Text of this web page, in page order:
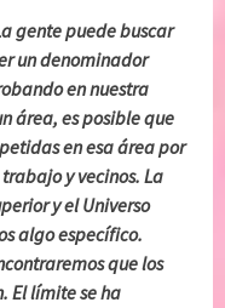
gente puede buscar
un denominador
en nuestra
área, es posible que
en esa área por
y vecinos. La
y el Universo
algo específico.
que los
El límite se ha